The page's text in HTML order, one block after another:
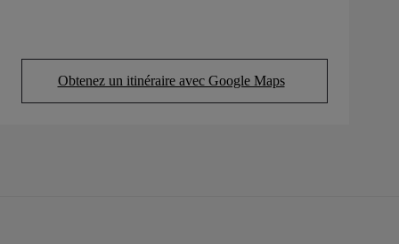
Obtenez un itinéraire avec Google Maps
(Opens in new tab)